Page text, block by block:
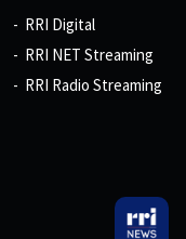
RRI Digital
RRI NET Streaming
RRI Radio Streaming